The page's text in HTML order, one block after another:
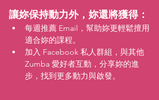
讓妳保持動力外， 妳還將獲得：
每週推薦 Email，幫助妳更輕鬆擅用
適合妳的課程。
加入 Facebook 私人群組，與其他
Zumba 愛好者互動，分享妳的進
步，找到更多動力與啟發。